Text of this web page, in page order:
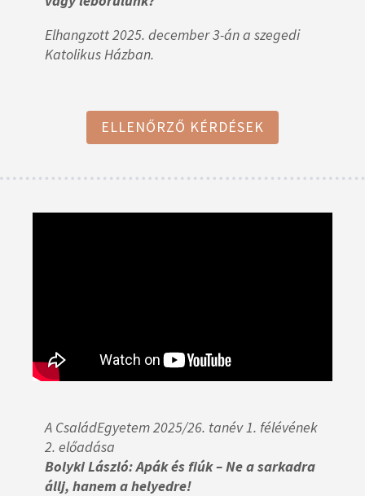
Elhangzott 2025. december 3-án a szegedi
Katolikus Házban.
ELLENŐRZŐ KÉRDÉSEK
A CsaládEgyetem 2025/26. tanév 1. félévének
2. előadása
Bolyki László:Apák és fiúk – Ne a sarkadra
állj, hanem a helyedre!